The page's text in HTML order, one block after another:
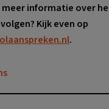
meer informatie over
Kijk even op
.